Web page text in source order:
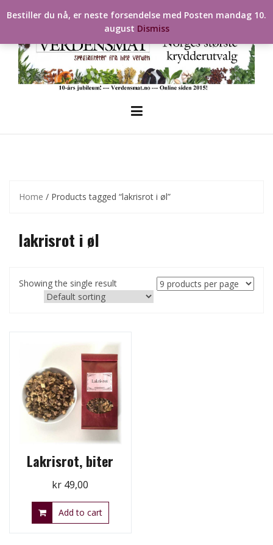
to
Home / Products tagged “lakrisrot i øl”
lakrisrot i øl
Showing the single result
Lakrisrot, biter
kr 49,00
Add to cart
Bestiller du nå, er neste forsendelse med Posten mandag 10.
august Dismiss